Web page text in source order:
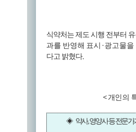
식약처는 제도 시행 전부터
과를 반영해 표시 ·광고물을
다고 밝혔다.
<개인의
◈ 약사,영양사 등 전문가